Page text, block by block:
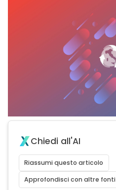
Chiedi all'AI
Riassumi questo articolo
Approfondisci con altre fonti